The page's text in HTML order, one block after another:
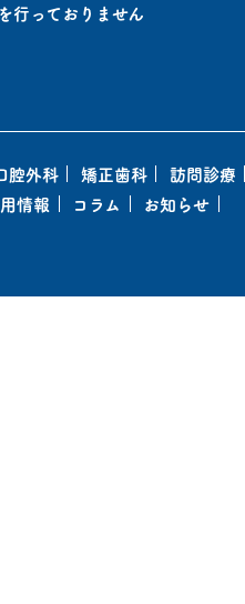
っておりません
腔外科 矯正歯科
訪問診療
情報 コラム お知らせ